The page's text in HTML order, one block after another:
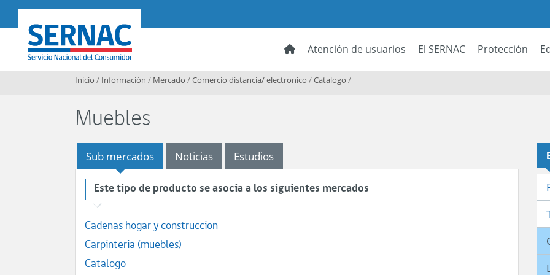
SERNAC
Atención de usuarios El SERNAC Protección
Inicio / Información / Mercado /Comercio distancia/ electronico /Catalogo /
Muebles
Sub mercados Noticias Estudios
Este tipo de producto se asocia a los siguientes mercados
Cadenas hogar y construccion
Carpinteria (muebles)
Catalogo